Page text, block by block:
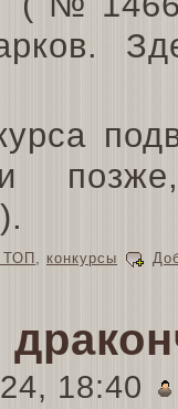
ТОП , конкурсы
18:40